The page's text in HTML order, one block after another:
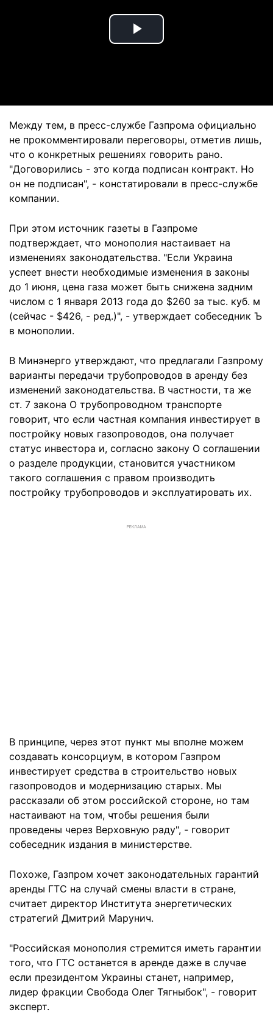
Play
Между тем, в пресс-службе Газпрома официально
не прокомментировали переговоры, отметив лишь,
что о конкретных решениях говорить рано.
"Договорились - это когда подписан контракт. Но
он не подписан", - констатировали в пресс-службе
компании.
При этом источник газеты в Газпроме
подтверждает, что монополия настаивает на
изменениях законодательства. "Если Украина
успеет внести необходимые изменения в законы
до 1 июня, цена газа может быть снижена задним
числом с 1 января 2013 года до $260 за тыс. куб. м
(сейчас - $426, - ред.)", - утверждает собеседник Ъ
в монополии.
В Минэнерго утверждают, что предлагали Газпрому
варианты передачи трубопроводов в аренду без
изменений законодательства. В частности, та же
ст. 7 закона О трубопроводном транспорте
говорит, что если частная компания инвестирует в
постройку новых газопроводов, она получает
статус инвестора и, согласно закону О соглашении
о разделе продукции, становится участником
такого соглашения с правом производить
постройку трубопроводов и эксплуатировать их.
РЕКЛАМА
В принципе, через этот пункт мы вполне можем
создавать консорциум, в котором Газпром
инвестирует средства в строительство новых
газопроводов и модернизацию старых. Мы
рассказали об этом российской стороне, но там
настаивают на том, чтобы решения были
проведены через Верховную раду", - говорит
собеседник издания в министерстве.
Похоже, Газпром хочет законодательных гарантий
аренды ГТС на случай смены власти в стране,
считает директор Института энергетических
стратегий Дмитрий Марунич.
"Российская монополия стремится иметь гарантии
того, что ГТС останется в аренде даже в случае
если президентом Украины станет, например,
лидер фракции Свобода Олег Тягныбок", - говорит
эксперт.